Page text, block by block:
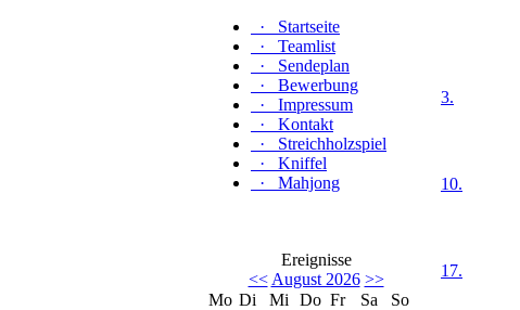
·
Startseite
·
Teamlist
·
Sendeplan
·
Bewerbung
·
Impressum
·
Kontakt
·
Streichholzspiel
·
Kniffel
·
Mahjong
Ereignisse
<< August 2026 >>
Mo Di Mi Do Fr Sa
So
3.
10.
17.